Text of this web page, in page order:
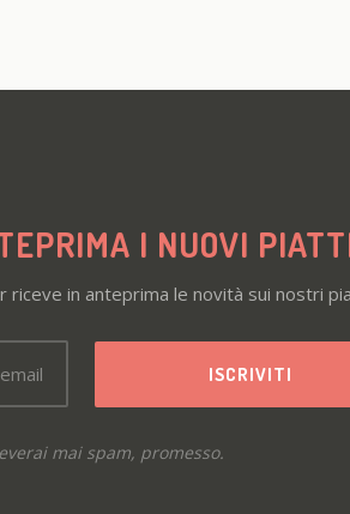
I NUOVI
in anteprima le novità sui nostri
mai spam, promesso.